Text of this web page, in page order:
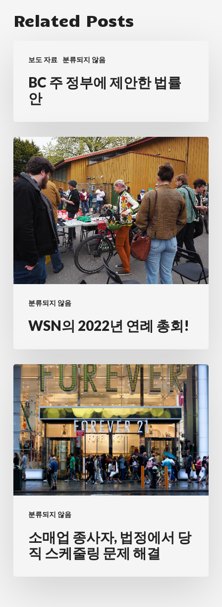
Related Posts
보도 자료 분류되지 않음
안
한
법
률
BC 주 정부에 제안한 법률
안
분류되지 않음
WSN
의
2022
년
WSN의 2022년 연례 총회!
분류되지 않음
소
매
업
종
사
자,
법
정
에
소매업 종사자, 법정에서 당
직 스케줄링 문제 해결